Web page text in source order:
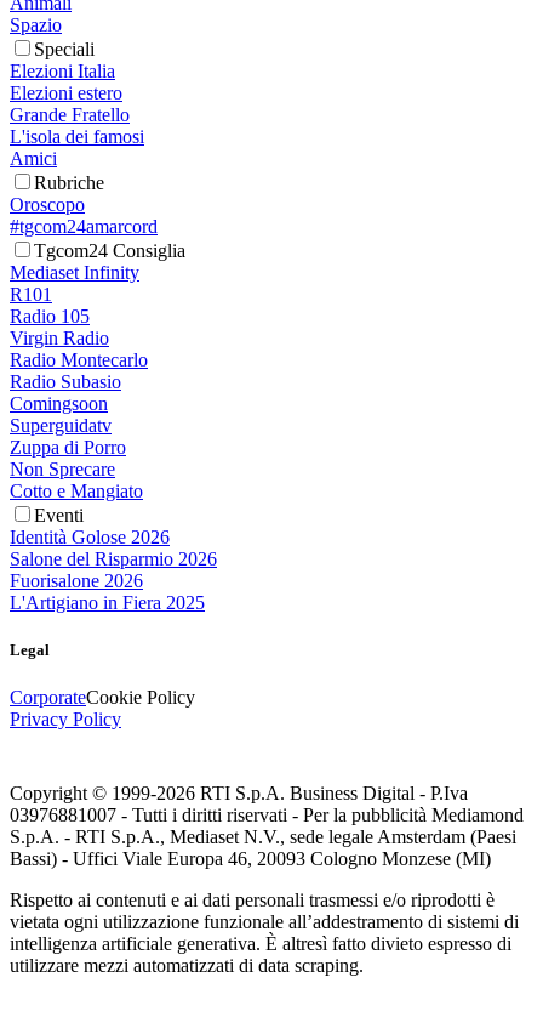
Spazio
Speciali
Elezioni Italia
Elezioni estero
Grande Fratello
L'isola dei famosi
Amici
Rubriche
Oroscopo
#tgcom24amarcord
Tgcom24 Consiglia
Mediaset Infinity
R101
Radio 105
Virgin Radio
Radio Montecarlo
Radio Subasio
Comingsoon
Superguidatv
Zuppa di Porro
Non Sprecare
Cotto e Mangiato
Eventi
Identità Golose 2026
Salone del Risparmio 2026
Fuorisalone 2026
L'Artigiano in Fiera 2025
Legal
CorporateCookie Policy
Privacy Policy
Copyright © 1999-2026 RTI S.p.A. Business Digital - P.Iva
03976881007 - Tutti i diritti riservati - Per la pubblicità Mediamond
S.p.A. - RTI S.p.A., Mediaset N.V., sede legale Amsterdam (Paesi
Bassi) - Uffici Viale Europa 46, 20093 Cologno Monzese (MI)
Rispetto ai contenuti e ai dati personali trasmessi e/o riprodotti è
vietata ogni utilizzazione funzionale all’addestramento di sistemi di
intelligenza artificiale generativa. È altresì fatto divieto espresso di
utilizzare mezzi automatizzati di data scraping.